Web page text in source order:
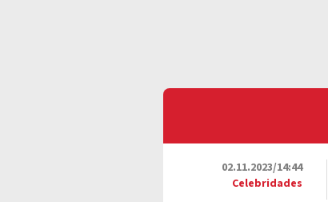
02.11.2023/14:44
Celebridades